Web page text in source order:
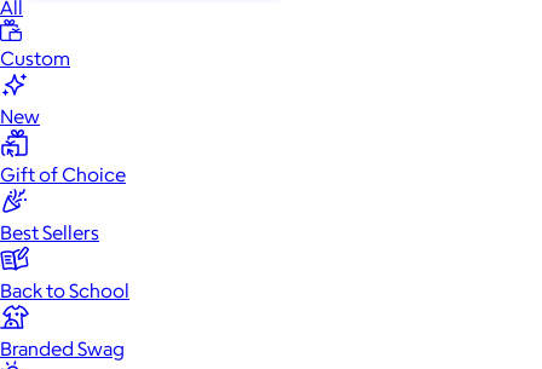
All
Custom
New
Gift of Choice
Best Sellers
Back to School
Branded Swag